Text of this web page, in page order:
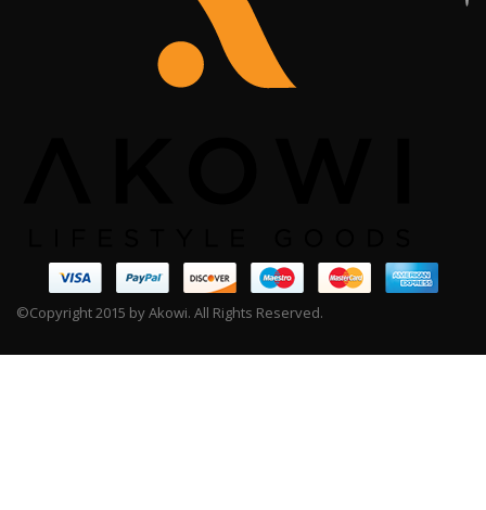
©Copyright 2015 by Akowi. All Rights Reserved.